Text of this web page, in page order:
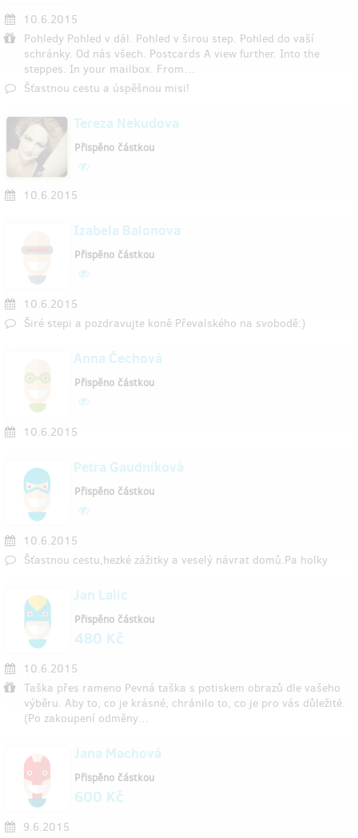
10.6.2015
Pohledy Pohled v dál. Pohled v širou step. Pohled do vaší
schránky. Od nás všech. Postcards A view further. Into the
steppes. In your mailbox. From…
Šťastnou cestu a úspěšnou misi!
Tereza Nekudova
10.6.2015
Přispěno částkou
Izabela Balonova
10.6.2015
Širé stepi a pozdravujte koně Převalského na svobodě:)
Přispěno částkou
Anna Čechová
10.6.2015
Přispěno částkou
Petra Gaudníková
10.6.2015
Šťastnou cestu,hezké zážitky a veselý návrat domů.Pa holky
Přispěno částkou
Jan Lalic
10.6.2015
Taška přes rameno Pevná taška s potiskem obrazů dle vašeho
výběru. Aby to, co je krásné, chránilo to, co je pro vás důležité.
(Po zakoupení odměny…
Přispěno částkou
480 Kč
Jana Machová
9.6.2015
Přispěno částkou
600 Kč